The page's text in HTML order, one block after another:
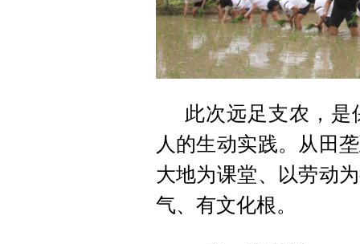
此次远足支农，
人的生动实践。从田
大地为课堂、以劳动
气、有文化根。